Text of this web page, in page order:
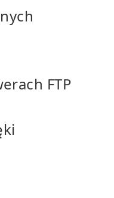
FTP